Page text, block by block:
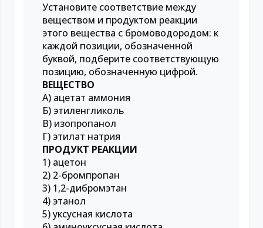
Установите соответствие между
веществом и продуктом реакции
этого вещества с бромоводородом: к
каждой позиции, обозначенной
буквой, подберите соответствующую
позицию, обозначенную цифрой.
ВЕЩЕСТВО
А) ацетат аммония
Б) этиленгликоль
В) изопропанол
Г) этилат натрия
ПРОДУКТ РЕАКЦИИ
1) ацетон
2) 2-бромпропан
3) 1,2-дибромэтан
4) этанол
5) уксусная кислота